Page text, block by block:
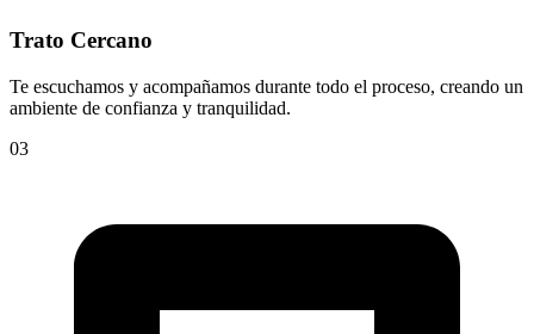
Trato Cercano
Te escuchamos y acompañamos durante todo el proceso, creando un
ambiente de confianza y tranquilidad.
03